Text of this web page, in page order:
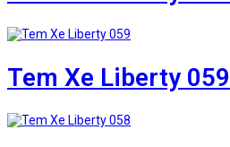
Tem Xe Liberty 059